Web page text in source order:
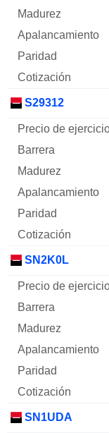
S29312
SN2K0L
SN1UDA